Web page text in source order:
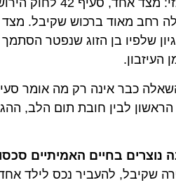
כאן נולד המתח
רחב מאוד ברכוש שקיבל. מצד
שלפיו בן הזוג שנפטר הסתמך
העיזבון.
כבר אינה רק מה אומר
הראשון לבין חובת תום הלב,
נוצרים בחיים האמיתיים
שקיבל, להעביר נכס לילד